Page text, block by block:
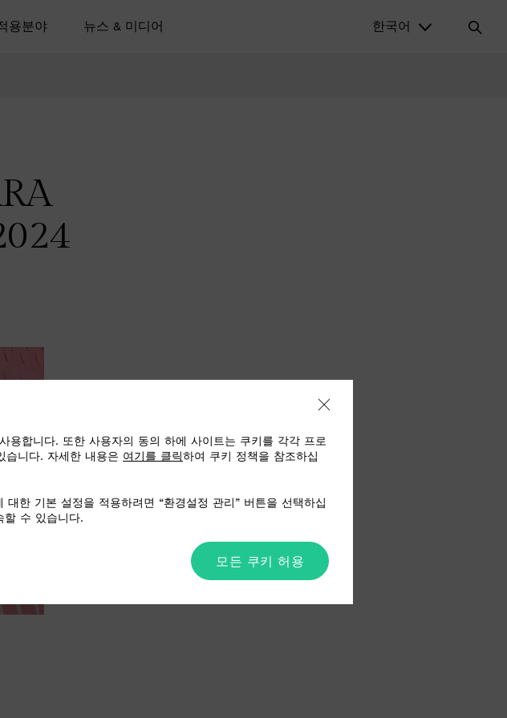
용분야 뉴스 & 미디어 한국어
합니다. 또한 사용자의 동의 하에 사이트는 쿠키를 각각 프로
습니다. 자세한 내용은 여기를 클릭하여 쿠키 정책을 참조하십
한 기본 설정을 적용하려면 “환경설정 관리” 버튼을 선택하십
할 수 있습니다.
모든 쿠키 허용